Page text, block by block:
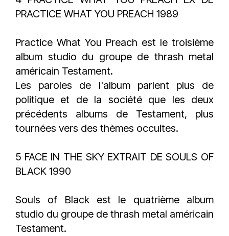
PRACTICE WHAT YOU PREACH 1989
Practice What You Preach est le troisième
album studio du groupe de thrash metal
américain Testament.
Les paroles de l'album parlent plus de
politique et de la société que les deux
précédents albums de Testament, plus
tournées vers des thèmes occultes.
5 FACE IN THE SKY EXTRAIT DE SOULS OF
BLACK 1990
Souls of Black est le quatrième album
studio du groupe de thrash metal américain
Testament.